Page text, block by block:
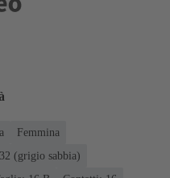
Femmina
(grigio sabbia)